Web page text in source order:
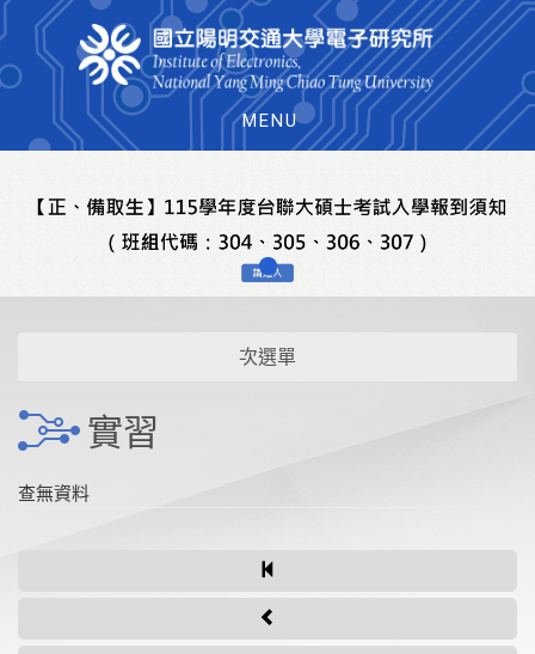
MENU
次選單
實習
查無資料